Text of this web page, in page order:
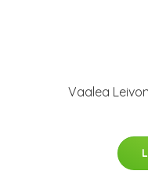
Vaalea